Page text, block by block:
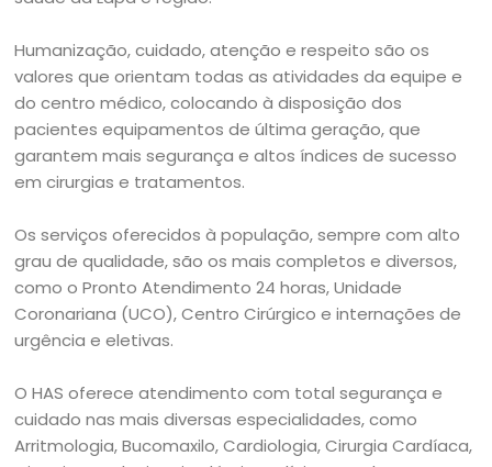
Humanização, cuidado, atenção e respeito são os
valores que orientam todas as atividades da equipe e
do centro médico, colocando à disposição dos
pacientes equipamentos de última geração, que
garantem mais segurança e altos índices de sucesso
em cirurgias e tratamentos.
Os serviços oferecidos à população, sempre com alto
grau de qualidade, são os mais completos e diversos,
como o Pronto Atendimento 24 horas, Unidade
Coronariana (UCO), Centro Cirúrgico e internações de
urgência e eletivas.
O HAS oferece atendimento com total segurança e
cuidado nas mais diversas especialidades, como
Arritmologia, Bucomaxilo, Cardiologia, Cirurgia Cardíaca,